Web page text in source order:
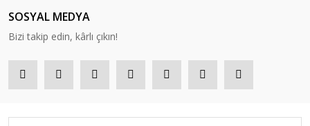
SOSYAL MEDYA
Bizi takip edin, kârlı çıkın!